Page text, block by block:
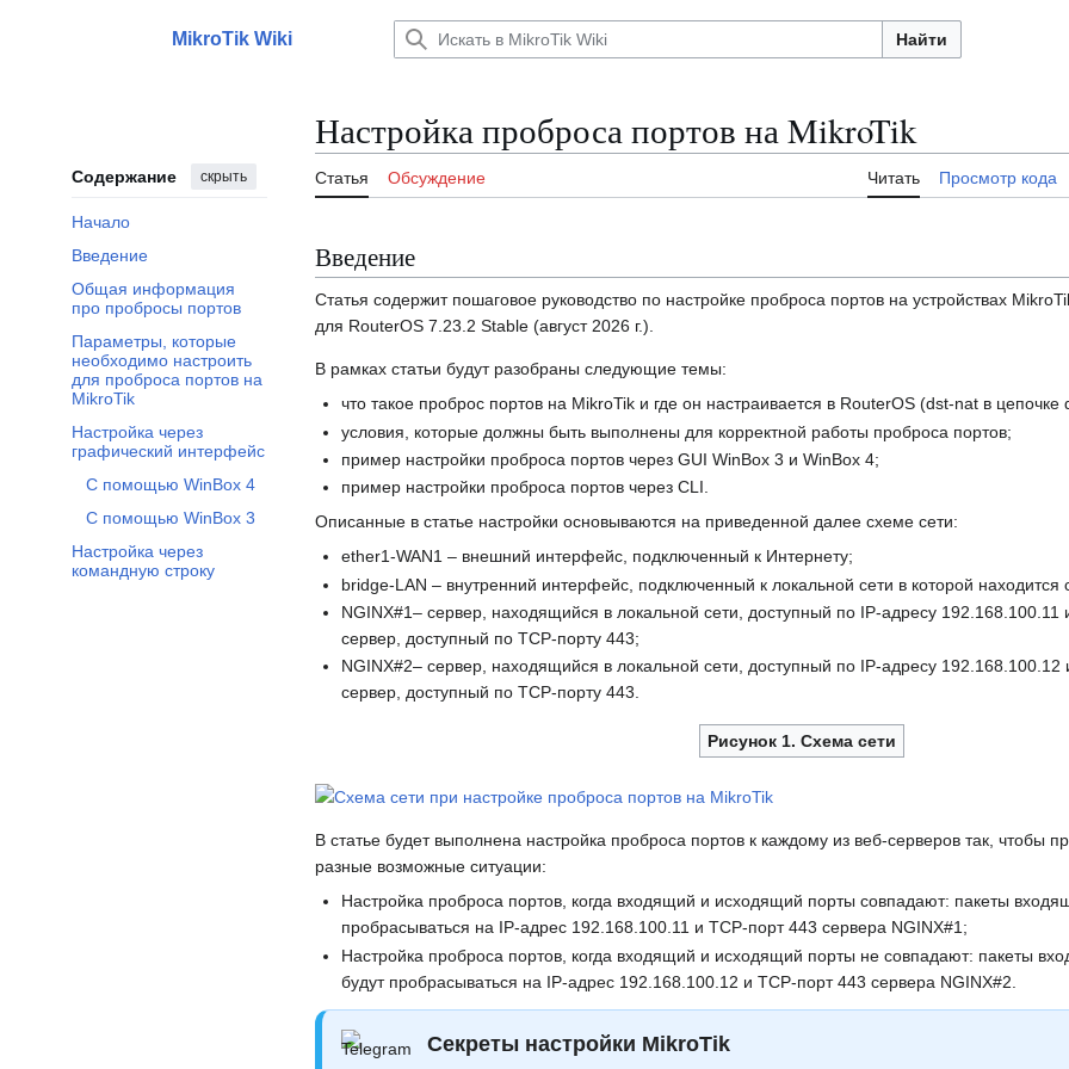
Главное менюMikroTik Wiki Найти
Содержание скрыть
Начало
Введение
Общая информация
про пробросы портов
Параметры, которые
необходимо настроить
для проброса портов на
MikroTik
Настройка через
графический интерфейс
Отобразить/Скрыть подраздел Настройка через графический интерфейс
С помощью WinBox 4
С помощью WinBox 3
Настройка через
командную строку
Настройка проброса портов на MikroTik
Статья Обсуждение Читать Просмотр кода
Введение
Статья содержит пошаговое руководство по настройке проброса портов на устройствах
для RouterOS 7.23.2 Stable (август 2026 г.).
В рамках статьи будут разобраны следующие темы:
что такое проброс портов на MikroTik и где он настраивается в RouterOS (dst-nat в цепочке
условия, которые должны быть выполнены для корректной работы проброса портов;
пример настройки проброса портов через GUI WinBox 3 и WinBox 4;
пример настройки проброса портов через CLI.
Описанные в статье настройки основываются на приведенной далее схеме сети:
ether1-WAN1 – внешний интерфейс, подключенный к Интернету;
bridge-LAN – внутренний интерфейс, подключенный к локальной сети в которой находится
NGINX#1– сервер, находящийся в локальной сети, доступный по IP-адресу 192.168.100.11
сервер, доступный по TCP-порту 443;
NGINX#2– сервер, находящийся в локальной сети, доступный по IP-адресу
сервер, доступный по TCP-порту 443.
Рисунок 1. Схема сети
В статье будет выполнена настройка проброса портов к каждому из веб-серверов так, чтобы
разные возможные ситуации:
Настройка проброса портов, когда входящий и исходящий порты совпадают: пакеты
пробрасываться на IP-адрес 192.168.100.11 и TCP-порт 443 сервера NGINX#1;
Настройка проброса портов, когда входящий и исходящий порты не совпадают: пакеты
будут пробрасываться на IP-адрес 192.168.100.12 и TCP-порт 443 сервера NGINX#2.
Секреты настройки MikroTik